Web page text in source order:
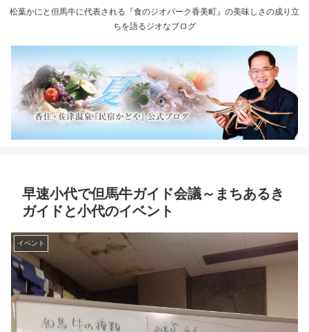
松葉かにと但馬牛に代表される『食のジオパーク香美町』の美味しさの成り立
ちを語るジオなブログ
早速小代で但馬牛ガイド会議～まちあるき
ガイドと小代のイベント
イベント